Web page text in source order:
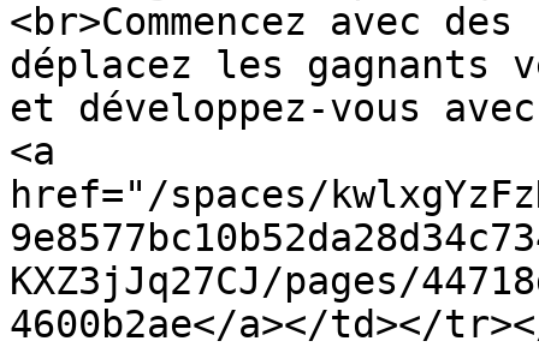
<br>Commencez avec
déplacez les gagnants
et développez-vous
<a
href="/spaces/
KXZ3jJq27CJ/pages/
4600b2ae</a></td></